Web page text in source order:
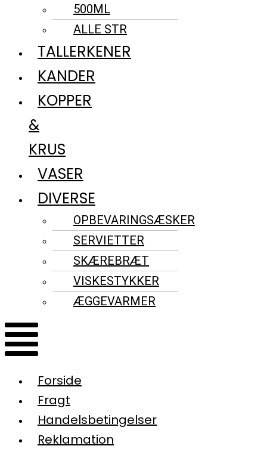
500ML
ALLE STR
TALLERKENER
KANDER
KOPPER
&
KRUS
VASER
DIVERSE
OPBEVARINGSÆSKER
SERVIETTER
SKÆREBRÆT
VISKESTYKKER
ÆGGEVARMER
Forside
Fragt
Handelsbetingelser
Reklamation